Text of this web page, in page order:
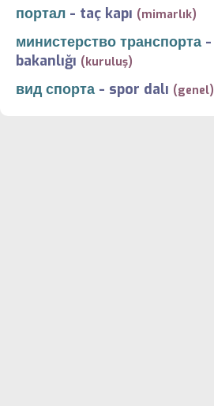
портал - taç kapı (mimarlık)
министерство транспорта -
bakanlığı (kuruluş)
вид спорта - spor dalı (genel)